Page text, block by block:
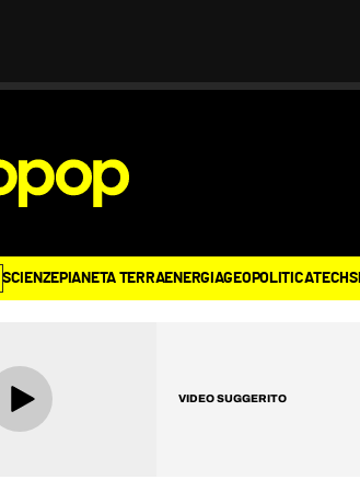
SCIENZEPIANETA TERRAENERGIAGEOPOLITICATECH
VIDEO SUGGERITO